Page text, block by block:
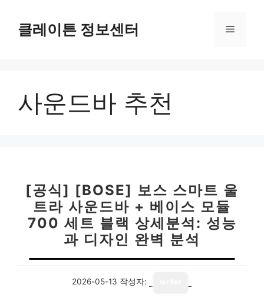
클레이튼 정보센터 메
사운드바 추천
[공식] [BOSE] 보스 스마트 울
트라 사운드바 + 베이스 모듈
700 세트 블랙 상세분석: 성능
과 디자인 완벽 분석
2026-05-13 작성자: